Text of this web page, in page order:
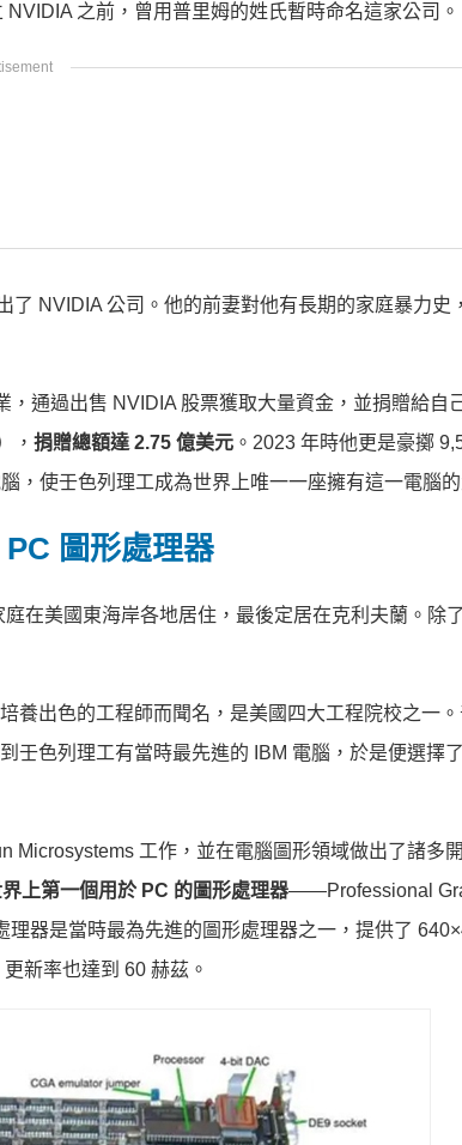
之前，曾用普里姆的姓氏暫時命名這家公司。
NVIDIA 公司。他的前妻對他有長期的家庭暴力史
通過出售 NVIDIA 股票獲取大量資金，並捐贈給自
， 捐贈總額達 2.75 億美元 。2023 年時他更是豪擲
，使壬色列理工成為世界上唯一一座擁有這一電腦的
圖形處理器
在美國東海岸各地居住，最後定居在克利夫蘭。除
養出色的工程師而聞名，是美國四大工程院校之一
壬色列理工有當時最先進的 IBM 電腦，於是便選擇
Microsystems 工作，並在電腦圖形領域做出了諸多
上第一個用於 PC 的圖形處理器——Professional
器是當時最為先進的圖形處理器之一，提供了
新率也達到 60 赫茲。